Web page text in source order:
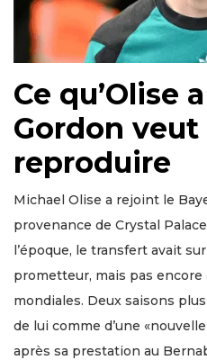
Ce qu’Olise
Gordon veut
reproduire
Michael Olise a rejoint le
provenance de Crystal
l’époque, le transfert avait
prometteur, mais pas encore
mondiales. Deux saisons
de lui comme d’une
après sa prestation au